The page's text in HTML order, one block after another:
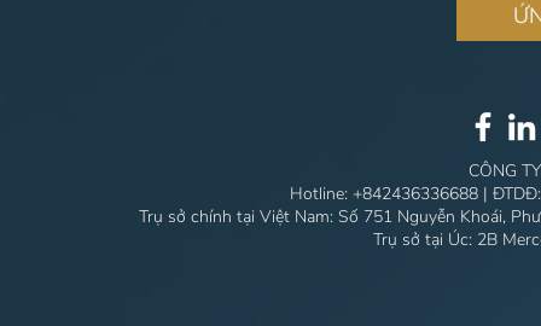
CÔNG
Hotline: +842436336688 |
Trụ sở chính tại Việt Nam: Số 751 Nguyễn Khoái,
Trụ sở tại Úc: 2B